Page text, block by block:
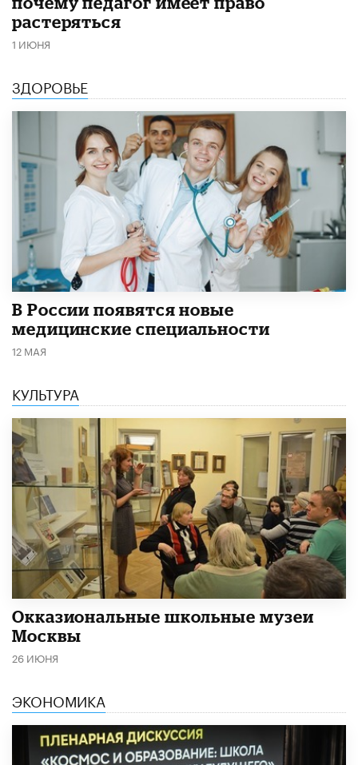
растеряться
1 ИЮНЯ
ЗДОРОВЬЕ
В России появятся новые
медицинские специальности
12 МАЯ
КУЛЬТУРА
​Окказиональные школьные музеи
Москвы
26 ИЮНЯ
ЭКОНОМИКА